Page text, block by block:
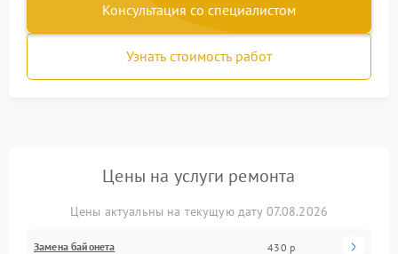
Консультация со специалистом
Узнать стоимость работ
Цены на услуги ремонта
Цены актуальны на текущую дату 07.08.2026
Замена байонета 430 р